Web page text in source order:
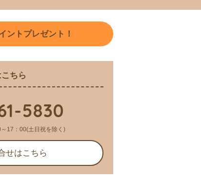
ントプレゼント！
ちら
5830
17：00(土日祝を除く)
せはこちら